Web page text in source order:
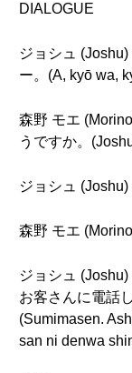
DIALOGUE
ジョシュ
ー。(A, kyō wa,
森野 モエ
うですか。
ジョシュ
森野 モエ
ジョシュ
お客さんに電話
(Sumimasen.
san ni denwa